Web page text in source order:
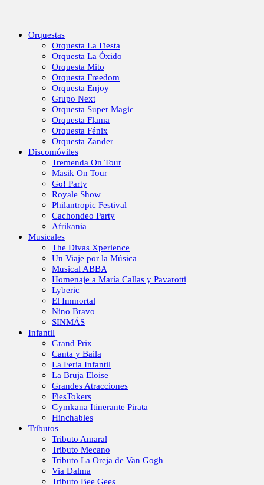
Orquestas
Orquesta La Fiesta
Orquesta La Óxido
Orquesta Mito
Orquesta Freedom
Orquesta Enjoy
Grupo Next
Orquesta Super Magic
Orquesta Flama
Orquesta Fénix
Orquesta Zander
Discomóviles
Tremenda On Tour
Masik On Tour
Go! Party
Royale Show
Philantropic Festival
Cachondeo Party
Afrikania
Musicales
The Divas Xperience
Un Viaje por la Música
Musical ABBA
Homenaje a María Callas y Pavarotti
Lyberic
El Immortal
Nino Bravo
SINMÁS
Infantil
Grand Prix
Canta y Baila
La Feria Infantil
La Bruja Eloise
Grandes Atracciones
FiesTokers
Gymkana Itinerante Pirata
Hinchables
Tributos
Tributo Amaral
Tributo Mecano
Tributo La Oreja de Van Gogh
Via Dalma
Tributo Bee Gees